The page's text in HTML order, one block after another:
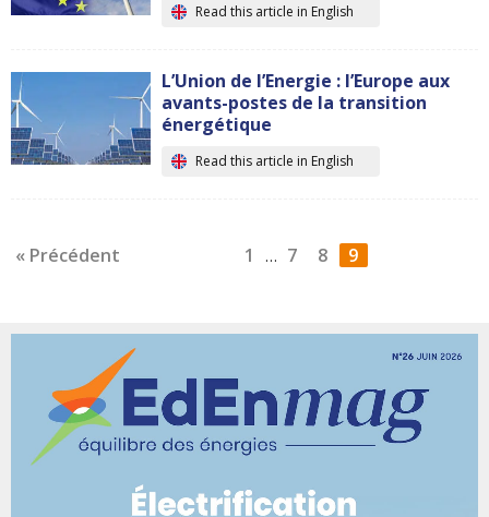
Read this article in English
L’Union de l’Energie : l’Europe aux
avants-postes de la transition
énergétique
Read this article in English
1
« Précédent … 7 8 9